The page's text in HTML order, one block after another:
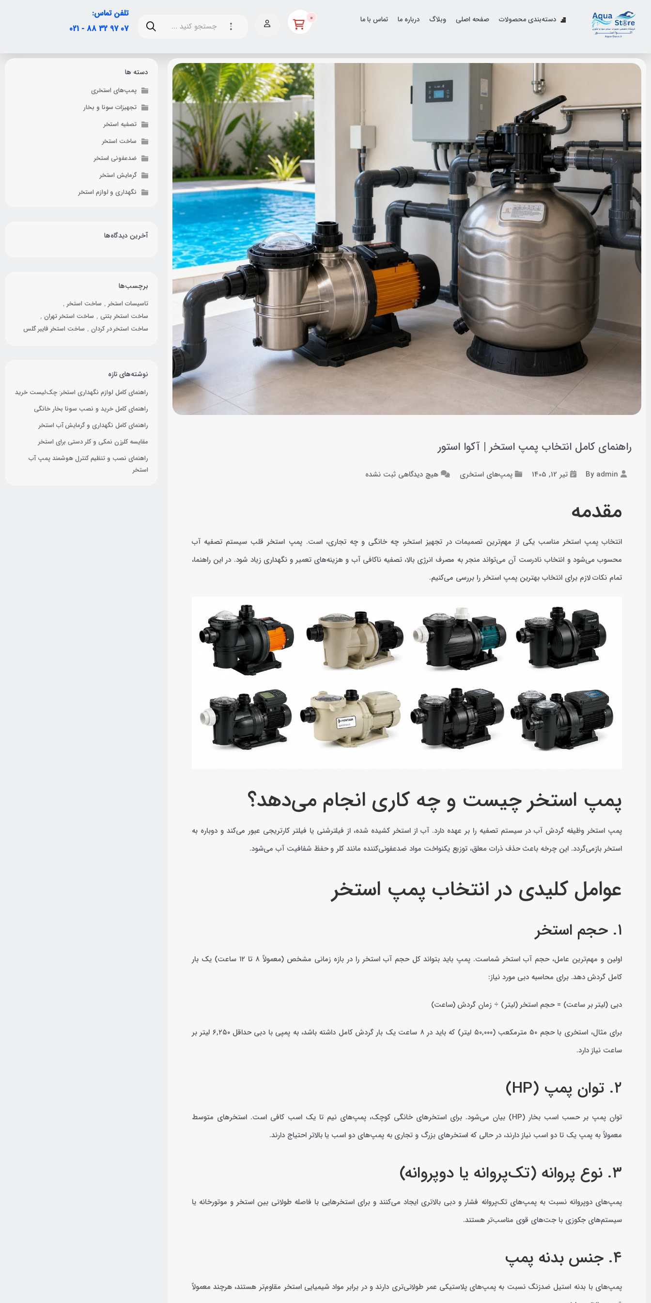
دسته‌بندی محصولات صفحه اصلی وبلاگ درباره ما تماس با ما 0
تلفن تماس:
07 97 32 88 - 021
راهنمای کامل انتخاب پمپ استخر | آکوا استور
By admin تیر 12, 1405 پمپ‌های استخری هیچ دیدگاهیثبت نشده
مقدمه
انتخاب پمپ استخر مناسب یکی از مهم‌ترین تصمیمات در تجهیز استخر، چه خانگی و چه تجاری، است. پمپ استخر قلب سیستم تصفیه آب
محسوب می‌شود و انتخاب نادرست آن می‌تواند منجر به مصرف انرژی بالا، تصفیه ناکافی آب و هزینه‌های تعمیر و نگهداری زیاد شود. در این راهنما،
تمام نکات لازم برای انتخاب بهترین پمپ استخر را بررسی می‌کنیم.
پمپ استخر چیست و چه کاری انجام می‌دهد؟
پمپ استخر وظیفه گردش آب در سیستم تصفیه را بر عهده دارد. آب از استخر کشیده شده، از فیلترشنی یا فیلتر کارتریجی عبور می‌کند و دوباره به
استخر بازمی‌گردد. این چرخه باعث حذف ذرات معلق، توزیع یکنواخت مواد ضدعفونی‌کننده مانند کلر و حفظ شفافیت آب می‌شود.
عوامل کلیدی در انتخاب پمپ استخر
۱. حجم استخر
اولین و مهم‌ترین عامل، حجم آب استخر شماست. پمپ باید بتواند کل حجم آب استخر را در بازه زمانی مشخص (معمولاً ۸ تا ۱۲ ساعت) یک بار
کامل گردش دهد. برای محاسبه دبی مورد نیاز:
دبی (لیتر بر ساعت) = حجم استخر (لیتر) ÷ زمان گردش (ساعت)
برای مثال، استخری با حجم ۵۰ مترمکعب (۵۰,۰۰۰ لیتر) که باید در ۸ ساعت یک بار گردش کامل داشته باشد، به پمپی با دبی حداقل ۶,۲۵۰ لیتر بر
ساعت نیاز دارد.
۲. توان پمپ (HP)
توان پمپ بر حسب اسب بخار (HP) بیان می‌شود. برای استخرهای خانگی کوچک، پمپ‌های نیم تا یک اسب کافی است. استخرهای متوسط
معمولاً به پمپ یک تا دو اسب نیاز دارند، در حالی که استخرهای بزرگ و تجاری به پمپ‌های دو اسب یا بالاتر احتیاج دارند.
۳. نوع پروانه (تک‌پروانه یا دوپروانه)
پمپ‌های دوپروانه نسبت به پمپ‌های تک‌پروانه فشار و دبی بالاتری ایجاد می‌کنند و برای استخرهایی با فاصله طولانی بین استخر و موتورخانه یا
سیستم‌های جکوزی با جت‌های قوی مناسب‌تر هستند.
۴. جنس بدنه پمپ
پمپ‌های با بدنه استیل ضدزنگ نسبت به پمپ‌های پلاستیکی عمر طولانی‌تری دارند و در برابر مواد شیمیایی استخر مقاوم‌تر هستند، هرچند معمولاً
دسته ها
پمپ‌های استخری
تجهیزات سونا و بخار
تصفیه استخر
ساخت استخر
ضدعفونی استخر
گرمایش استخر
نگهداری و لوازم استخر
آخرین دیدگاه‌ها
برچسب‌ها
تاسیسات استخر
ساخت استخر
ساخت استخر بتنی
ساخت استخر تهران
ساخت استخر در کردان
ساخت استخر فایبر گلس
نوشته‌های تازه
راهنمای کامل لوازم نگهداری استخر: چک‌لیست خرید
راهنمای کامل خرید و نصب سونا بخار خانگی
راهنمای کامل نگهداری و گرمایش آب استخر
مقایسه کلرزن نمکی و کلر دستی برای استخر
راهنمای نصب و تنظیم کنترل هوشمند پمپ آب
استخر